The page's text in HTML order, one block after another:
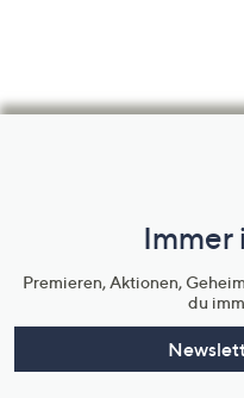
Premieren, Aktionen,
du